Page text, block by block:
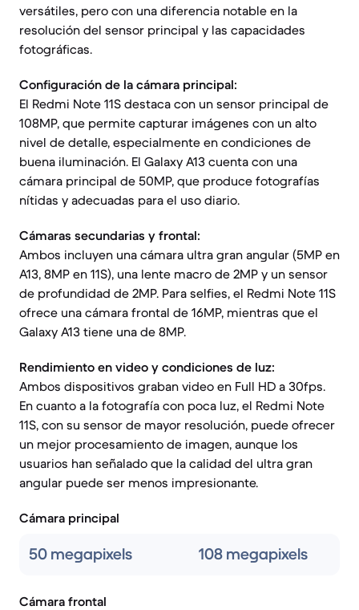
versátiles, pero con una diferencia notable en la
resolución del sensor principal y las capacidades
fotográficas.
Configuración de la cámara principal:
El Redmi Note 11S destaca con un sensor principal de
108MP, que permite capturar imágenes con un alto
nivel de detalle, especialmente en condiciones de
buena iluminación. El Galaxy A13 cuenta con una
cámara principal de 50MP, que produce fotografías
nítidas y adecuadas para el uso diario.
Cámaras secundarias y frontal:
Ambos incluyen una cámara ultra gran angular (5MP en
A13, 8MP en 11S), una lente macro de 2MP y un sensor
de profundidad de 2MP. Para selfies, el Redmi Note 11S
ofrece una cámara frontal de 16MP, mientras que el
Galaxy A13 tiene una de 8MP.
Rendimiento en video y condiciones de luz:
Ambos dispositivos graban video en Full HD a 30fps.
En cuanto a la fotografía con poca luz, el Redmi Note
11S, con su sensor de mayor resolución, puede ofrecer
un mejor procesamiento de imagen, aunque los
usuarios han señalado que la calidad del ultra gran
angular puede ser menos impresionante.
Cámara principal
50 megapixels 108 megapixels
Cámara frontal